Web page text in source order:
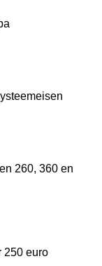
260, 360 en
250 euro